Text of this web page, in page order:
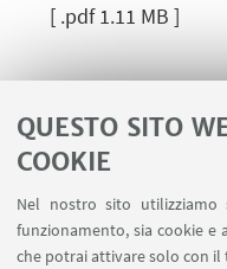
QUESTO SITO
COOKIE
Nel nostro sito utilizziamo
funzionamento, sia cookie
che potrai attivare solo con il
[ .pdf 1.11 MB ]